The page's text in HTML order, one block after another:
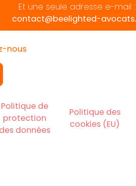
Et une seule adresse e-mail :
contact@beelighted-
nous
Politique de
protection
des données
Politique des
cookies (EU)